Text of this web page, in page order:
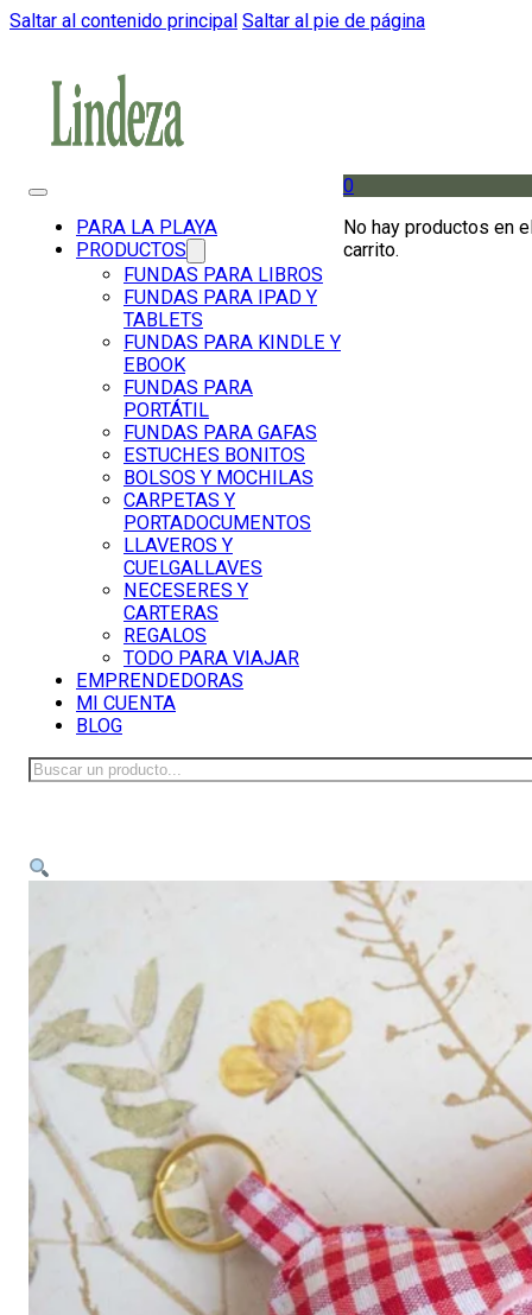
Saltar al contenido principal Saltar al pie de página
PARA LA PLAYA
PRODUCTOS
FUNDAS PARA LIBROS
FUNDAS PARA IPAD Y
TABLETS
FUNDAS PARA KINDLE Y
EBOOK
FUNDAS PARA
PORTÁTIL
FUNDAS PARA GAFAS
ESTUCHES BONITOS
BOLSOS Y MOCHILAS
CARPETAS Y
PORTADOCUMENTOS
LLAVEROS Y
CUELGALLAVES
NECESERES Y
CARTERAS
REGALOS
TODO PARA VIAJAR
EMPRENDEDORAS
MI CUENTA
BLOG
0
No hay productos en
carrito.
Buscar